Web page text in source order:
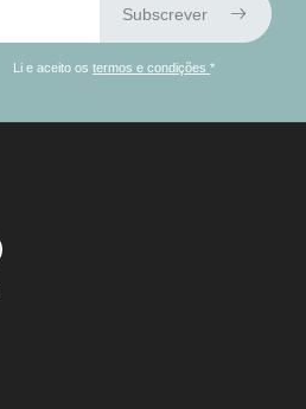
Subscrever
Li e aceito ostermos e condições*